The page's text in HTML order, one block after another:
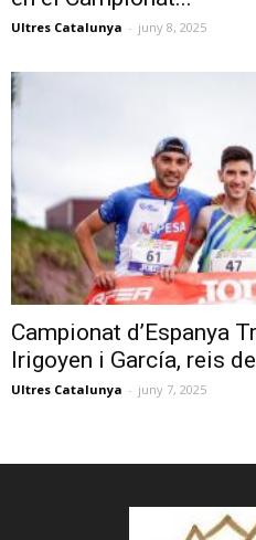
Ultres Catalunya - juny 8, 2025
Campionat d’Espanya
Irigoyen i García, reis
Ultres Catalunya - juny 7, 2025